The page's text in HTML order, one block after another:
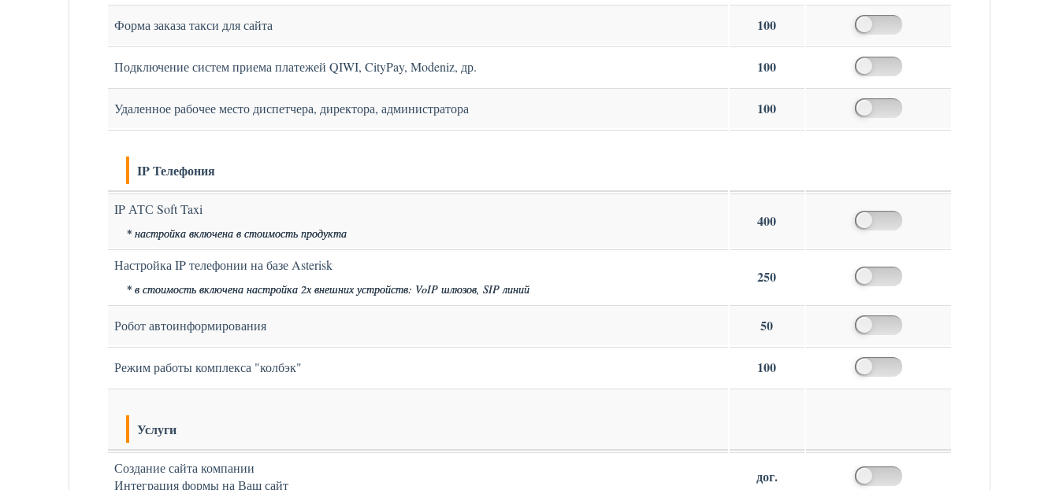
Форма заказа такси для сайта 100
Подключение систем приема платежей QIWI, CityPay, Modeniz, др. 100
Удаленное рабочее место диспетчера, директора, администратора 100
IP Телефония
IP АТС Soft Taxi
* настройка включена в стоимость продукта
400
Настройка IP телефонии на базе Asterisk
* в стоимость включена настройка 2х внешних устройств: VoIP шлюзов, SIP линий
250
Робот автоинформирования 50
Режим работы комплекса "колбэк" 100
Услуги
Создание сайта компании
Интеграция формы на Ваш сайт
дог.